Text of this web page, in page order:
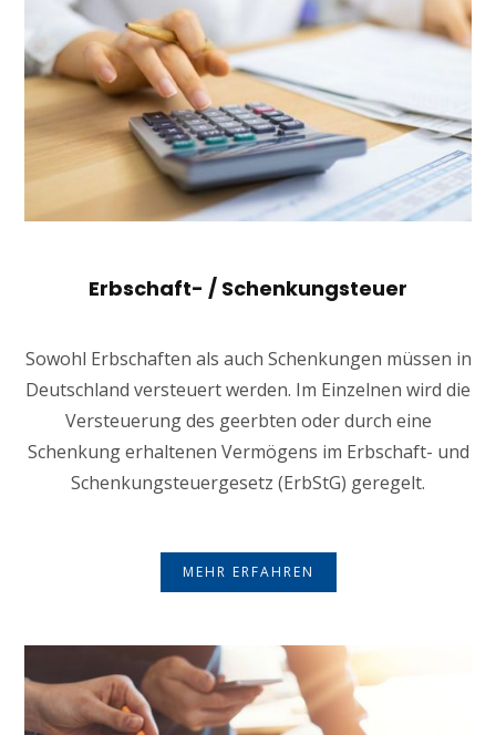
Erbschaft- / Schenkungsteuer
Sowohl Erbschaften als auch Schenkungen müssen in
Deutschland versteuert werden. Im Einzelnen wird die
Versteuerung des geerbten oder durch eine
Schenkung erhaltenen Vermögens im Erbschaft- und
Schenkungsteuergesetz (ErbStG) geregelt.
MEHR ERFAHREN